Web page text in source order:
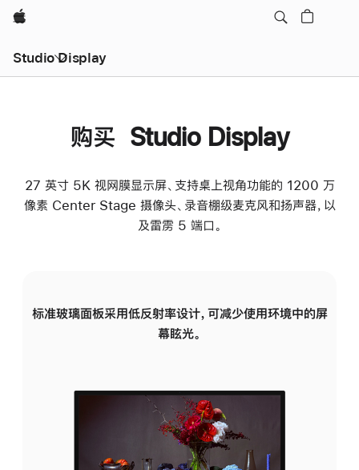
Apple
Studio Display
购买 Studio Display
27 英寸 5K 视网膜显示屏、支持桌上视角功能的 1200 万
像素 Center Stage 摄像头、录音棚级麦克风和扬声器，以
及雷雳 5 端口。
标准玻璃面板采用低反射率设计，可减少使用环境中的屏
幕眩光。